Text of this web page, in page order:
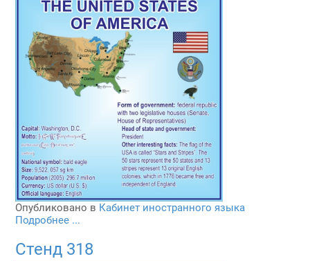
Опубликовано в Кабинет иностранного языка
Подробнее ...
Стенд 318